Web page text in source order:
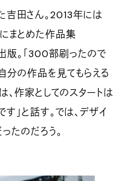
吉田さん。2013年には
まとめた作品集
版。「300部刷ったので
分の作品を見てもらえる
、作家としてのスタートは
」と話す。では、デザイ
たのだろう。